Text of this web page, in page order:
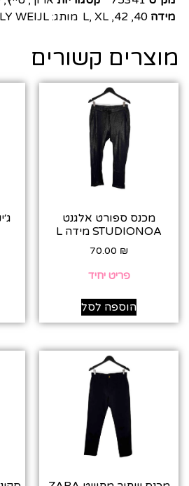
מידה 40
,
42
,
L, XL מותג:WEIJL
מוצרים קשורים
מכנס ספורט אלגנט
STUDIONOA מידה L
70.00 ₪
פריט יחיד
הוספה לסל